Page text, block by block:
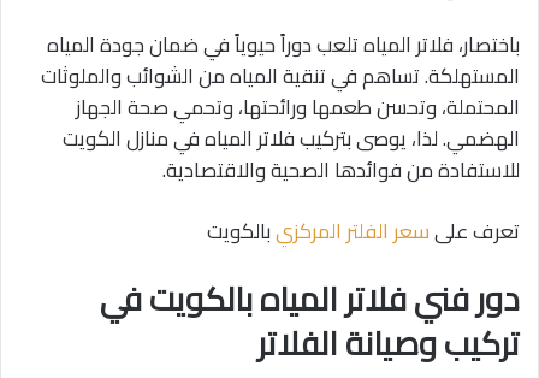
باختصار، فلاتر المياه تلعب دوراً حيوياً في ضمان جودة المياه
المستهلكة. تساهم في تنقية المياه من الشوائب والملوثات
المحتملة، وتحسن طعمها ورائحتها، وتحمي صحة الجهاز
الهضمي. لذا، يوصى بتركيب فلاتر المياه في منازل الكويت
للاستفادة من فوائدها الصحية والاقتصادية.
تعرف علىسعر الفلتر المركزيبالكويت
دور فني فلاتر المياه بالكويت في
تركيب وصيانة الفلاتر